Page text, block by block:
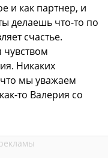
и как партнер, и
делаешь что-то по
счастье.
Никаких
мы уважаем
то Валерия со